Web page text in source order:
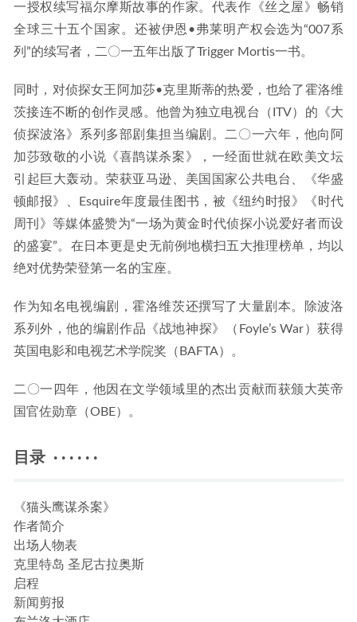
一授权续写福尔摩斯故事的作家。代表作《丝之屋》畅销
全球三十五个国家。还被伊恩•弗莱明产权会选为“007系
列”的续写者，二〇一五年出版了Trigger Mortis一书。
同时，对侦探女王阿加莎•克里斯蒂的热爱，也给了霍洛维
茨接连不断的创作灵感。他曾为独立电视台（ITV）的《大
侦探波洛》系列多部剧集担当编剧。二〇一六年，他向阿
加莎致敬的小说《喜鹊谋杀案》，一经面世就在欧美文坛
引起巨大轰动。荣获亚马逊、美国国家公共电台、《华盛
顿邮报》、Esquire年度最佳图书，被《纽约时报》《时代
周刊》等媒体盛赞为“一场为黄金时代侦探小说爱好者而设
的盛宴”。在日本更是史无前例地横扫五大推理榜单，均以
绝对优势荣登第一名的宝座。
作为知名电视编剧，霍洛维茨还撰写了大量剧本。除波洛
系列外，他的编剧作品《战地神探》（Foyle’s War）获得
英国电影和电视艺术学院奖（BAFTA）。
二〇一四年，他因在文学领域里的杰出贡献而获颁大英帝
国官佐勋章（OBE）。
目录 · · · · · ·
《猫头鹰谋杀案》
作者简介
出场人物表
克里特岛 圣尼古拉奥斯
启程
新闻剪报